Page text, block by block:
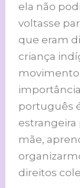
ela não
voltasse
que eram
criança
português
estrangeira
mãe,
direitos